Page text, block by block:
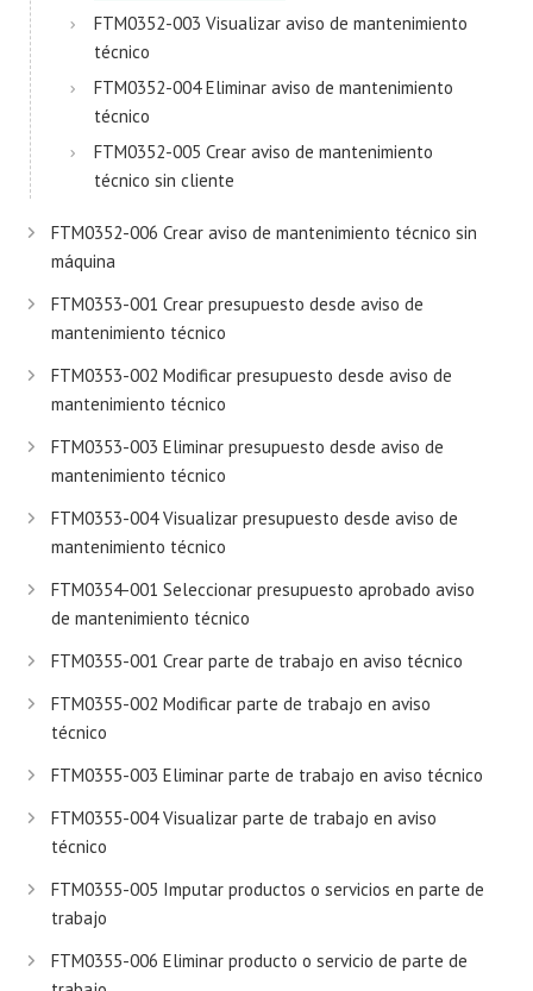
FTM0352-003 Visualizar aviso de mantenimiento
técnico
FTM0352-004 Eliminar aviso de mantenimiento
técnico
FTM0352-005 Crear aviso de mantenimiento
técnico sin cliente
FTM0352-006 Crear aviso de mantenimiento técnico sin
máquina
FTM0353-001 Crear presupuesto desde aviso de
mantenimiento técnico
FTM0353-002 Modificar presupuesto desde aviso de
mantenimiento técnico
FTM0353-003 Eliminar presupuesto desde aviso de
mantenimiento técnico
FTM0353-004 Visualizar presupuesto desde aviso de
mantenimiento técnico
FTM0354-001 Seleccionar presupuesto aprobado aviso
de mantenimiento técnico
FTM0355-001 Crear parte de trabajo en aviso técnico
FTM0355-002 Modificar parte de trabajo en aviso
técnico
FTM0355-003 Eliminar parte de trabajo en aviso técnico
FTM0355-004 Visualizar parte de trabajo en aviso
técnico
FTM0355-005 Imputar productos o servicios en parte de
trabajo
FTM0355-006 Eliminar producto o servicio de parte de